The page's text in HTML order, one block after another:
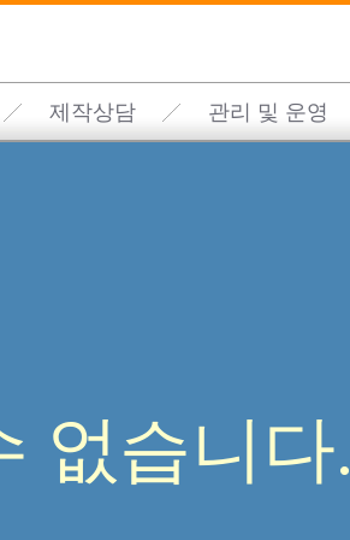
제작상담 관리 및 운영
없습니다.